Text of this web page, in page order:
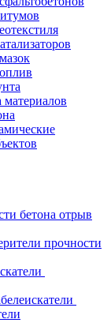
материалов
бетона отрыв
прочности